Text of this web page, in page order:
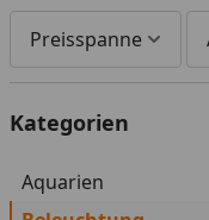
Preisspanne
Kategorien
Aquarien